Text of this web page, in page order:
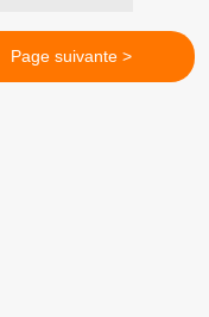
Page suivante >